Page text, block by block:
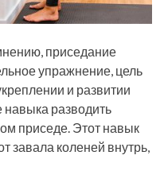
приседание
упражнение, цель
и развитии
навыка разводить
приседе. Этот навык
завала коленей внутрь,